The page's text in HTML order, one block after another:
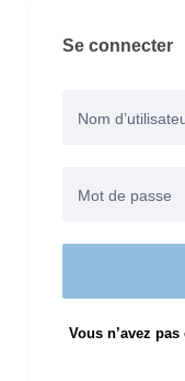
Se connecter
Vous n’avez